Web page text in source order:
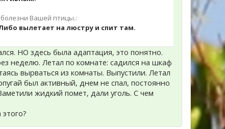
Вашей птицы.:
вылетает на люстру и спит там.
НО здесь была адаптация, это понятно.
неделю. Летал по комнате: садился на шкаф
вырваться из комнаты. Выпустили. Летал
был активный, днем не спал, постоянно
жидкий помет, дали уголь. С чем